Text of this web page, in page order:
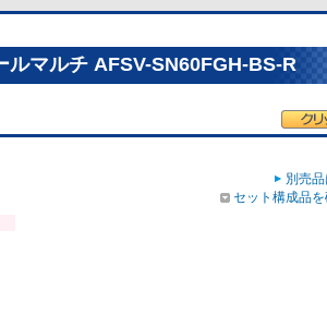
マルチ AFSV-SN60FGH-BS-R
別売
セット構成品